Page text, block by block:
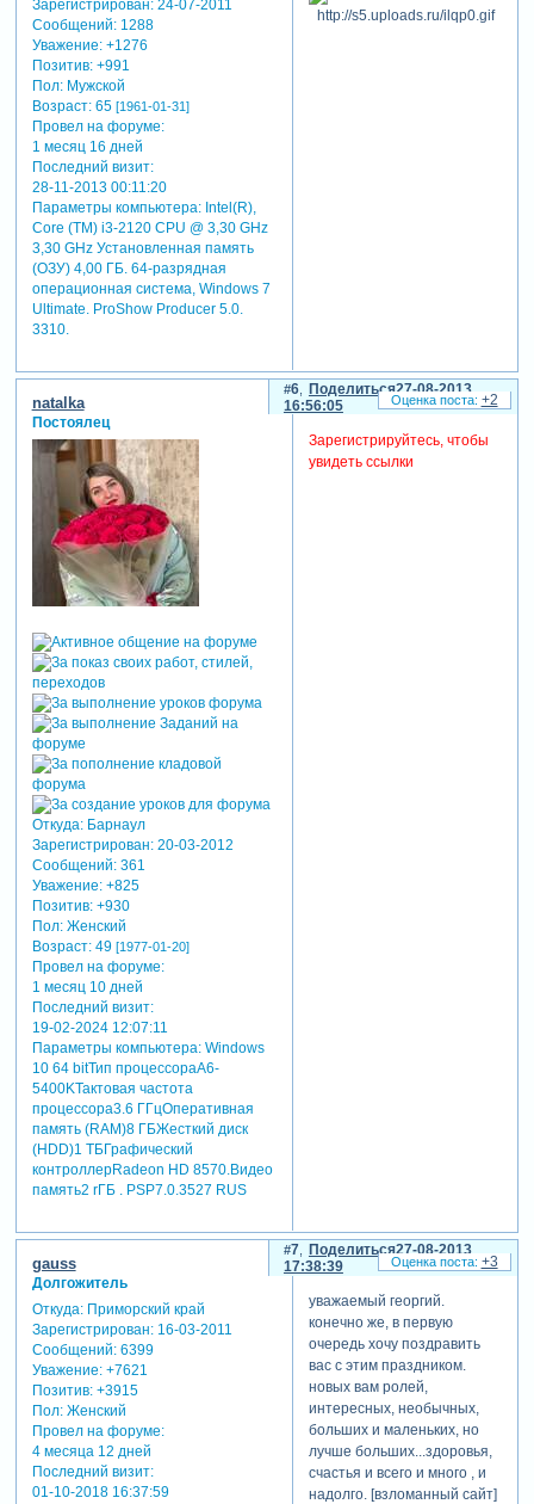
Зарегистрирован: 24-07-2011
Сообщений:1288
Уважение: +1276
Позитив: +991
Пол:Мужской
Возраст:65 [1961-01-31]
Провел на форуме:
1 месяц 16 дней
Последний визит:
28-11-2013 00:11:20
Параметры компьютера:Intel(R),
Core (TM) i3-2120 CPU @ 3,30 GHz
3,30 GHz Установленная память
(ОЗУ) 4,00 ГБ. 64-разрядная
операционная система, Windows 7
Ultimate. ProShow Producer 5.0.
3310.
Поделиться
6
27-08-2013
16:56:05
natalka
Постоялец
Откуда:Барнаул
Зарегистрирован: 20-03-2012
Сообщений:361
Уважение: +825
Позитив: +930
Пол:Женский
Возраст:49 [1977-01-20]
Провел на форуме:
1 месяц 10 дней
Последний визит:
19-02-2024 12:07:11
Параметры компьютера:Windows
10 64 bitТип процессораA6-
5400KТактовая частота
процессора3.6 ГГцОперативная
память (RAM)8 ГБЖесткий диск
(HDD)1 ТБГрафический
контроллерRadeon HD 8570.Видео
память2 rГБ . PSP7.0.3527 RUS
Зарегистрируйтесь, чтобы
увидеть ссылки
+2
Поделиться
7
27-08-2013
17:38:39
gauss
Долгожитель
Откуда:Приморский край
Зарегистрирован: 16-03-2011
Сообщений:6399
Уважение: +7621
Позитив: +3915
Пол:Женский
Провел на форуме:
4 месяца 12 дней
Последний визит:
01-10-2018 16:37:59
уважаемый георгий.
конечно же, в первую
очередь хочу поздравить
вас с этим праздником.
новых вам ролей,
интересных, необычных,
больших и маленьких, но
лучше больших...здоровья,
счастья и всего и много , и
надолго. [взломанный сайт]
+3